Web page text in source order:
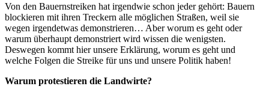
Von den Bauernstreiken hat irgendwie schon jeder gehört: Bauern
blockieren mit ihren Treckern alle möglichen Straßen, weil sie
wegen irgendetwas demonstrieren… Aber worum es geht oder
warum überhaupt demonstriert wird wissen die wenigsten.
Deswegen kommt hier unsere Erklärung, worum es geht und
welche Folgen die Streike für uns und unsere Politik haben!
Warum protestieren die Landwirte?